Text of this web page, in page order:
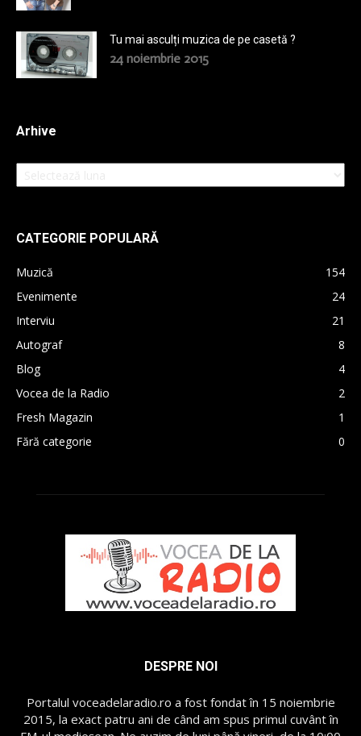
Tu mai asculți muzica de pe casetă ?
24 noiembrie 2015
Arhive
Arhive
CATEGORIE POPULARĂ
Muzică
154
Evenimente
24
Interviu
21
Autograf
8
Blog
4
Vocea de la Radio
2
Fresh Magazin
1
Fără categorie
0
DESPRE NOI
Portalul voceadelaradio.ro a fost fondat în 15 noiembrie
2015, la exact patru ani de când am spus primul cuvânt în